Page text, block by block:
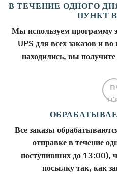
В ТЕЧЕНИЕ ОДНОГО
ПУНКТ
Мы используем программу
UPS для всех заказов и
находились, вы
Все заказы
отправке в течение
поступивших до 13:00),
посылку так, как